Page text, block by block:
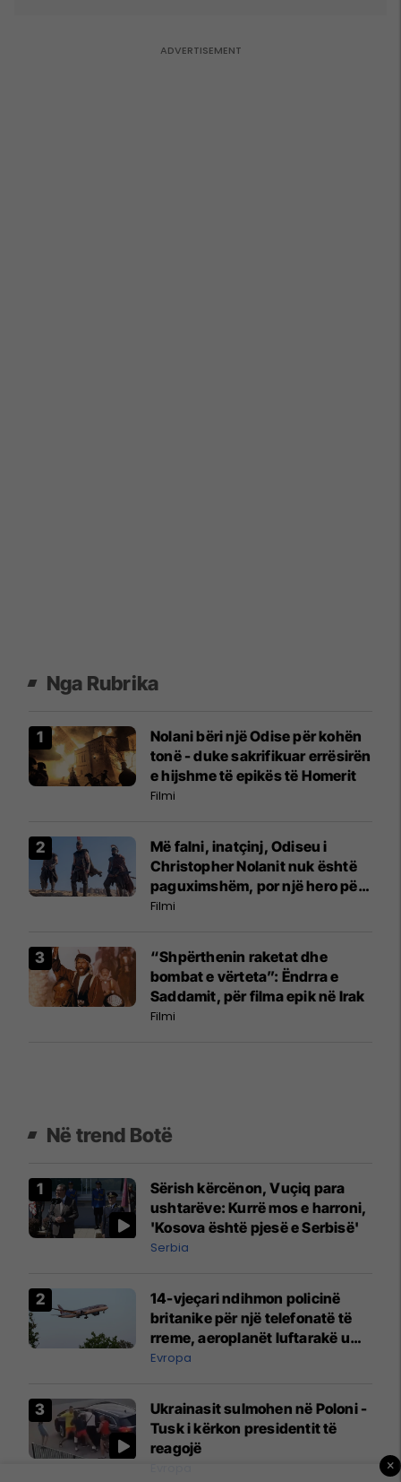
Nga Rubrika
Nolani bëri një Odise për kohën
tonë - duke sakrifikuar errësirën
e hijshme të epikës të Homerit
Filmi
Më falni, inatçinj, Odiseu i
Christopher Nolanit nuk është
paguximshëm, por një hero për
kohën tonë
Filmi
“Shpërthenin raketat dhe
bombat e vërteta”: Ëndrra e
Saddamit, për filma epik në Irak
Filmi
Në trend Botë
Sërish kërcënon, Vuçiq para
ushtarëve: Kurrë mos e harroni,
'Kosova është pjesë e Serbisë'
Serbia
14-vjeçari ndihmon policinë
britanike për një telefonatë të
rreme, aeroplanët luftarakë u
ngritën në ajër për të
Mançesterit
Evropa
Ukrainasit sulmohen në Poloni -
Tusk i kërkon presidentit të
reagojë
×